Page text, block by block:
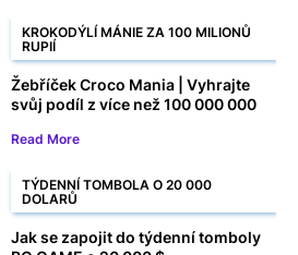
KROKODÝLÍ MÁNIE ZA 100 MILIONŮ
RUPIÍ
Žebříček Croco Mania | Vyhrajte
svůj podíl z více než 100 000 000
Read More
TÝDENNÍ TOMBOLA O 20 000
DOLARŮ
Jak se zapojit do týdenní tomboly